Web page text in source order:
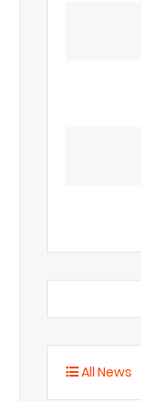
All News